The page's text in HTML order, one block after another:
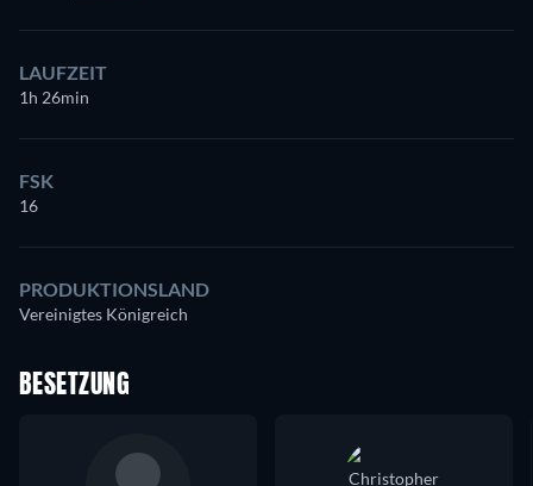
LAUFZEIT
1h 26min
FSK
16
PRODUKTIONSLAND
Vereinigtes Königreich
BESETZUNG